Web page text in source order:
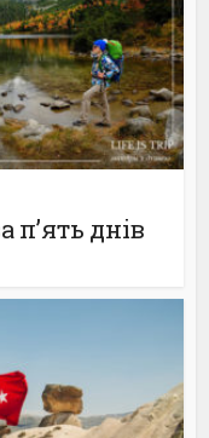
п’ять днів